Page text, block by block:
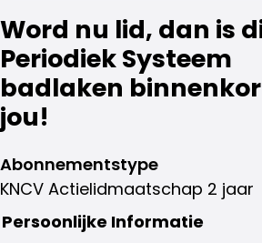
Word nu lid, dan is
Periodiek Systeem
badlaken
jou!
Abonnementstype
KNCV Actielidmaatschap 2 jaar
Persoonlijke Informatie